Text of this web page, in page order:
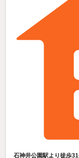
石神井公園駅より徒歩